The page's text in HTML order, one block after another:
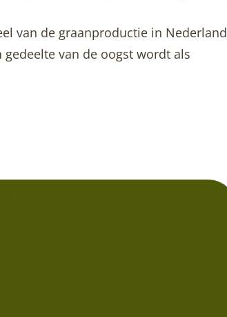
van de graanproductie in Nederland
van de oogst wordt als